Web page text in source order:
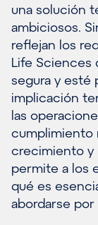
una solución
ambiciosos.
reflejan los
Life Sciences
segura y esté
implicación
las
cumplimiento
crecimiento y
permite a los
qué es
abordarse por